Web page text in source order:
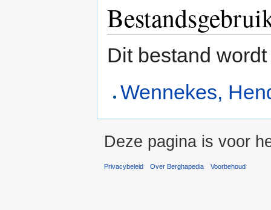
Dit bestand
Wennekes,
Deze pagina is voor
Privacybeleid Over Berghapedia Voorbehoud